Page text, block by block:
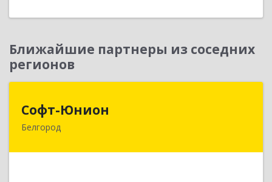
Ближайшие партнеры из соседних
регионов
Софт-Юнион
Белгород
308014, Белгородская обл, Белгород г, Садовая